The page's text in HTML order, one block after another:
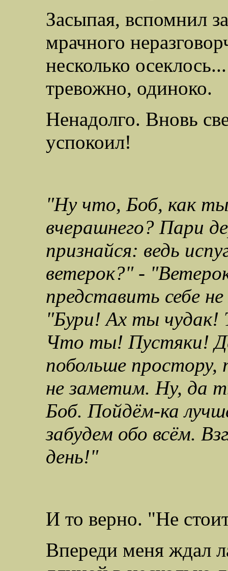
Засыпая, вспомнил
мрачного
несколько
тревожно, одиноко.
Ненадолго. Вновь
успокоил!
"Ну что, Боб, как ты
вчерашнего? Пари
признайся: ведь
ветерок?" -
представить себе
"Бури! Ах ты чудак!
Что ты! Пустяки!
побольше
не заметим. Ну, да
Боб. Пойдём-ка
забудем обо всём.
день!"
И то верно. "Не
Впереди меня ждал